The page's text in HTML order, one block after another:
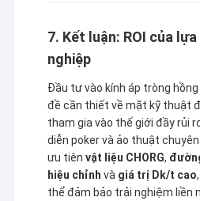
7. Kết luận: ROI của
nghiệp
Đầu tư vào kính áp tròng
đề cần thiết về mặt kỹ thuật
tham gia vào thế giới đầy rủi
diễn poker và ảo thuật
ưu tiên vật liệu CHORG,
hiệu chỉnh và giá trị Dk/t cao
thể đảm bảo trải nghiệm liền